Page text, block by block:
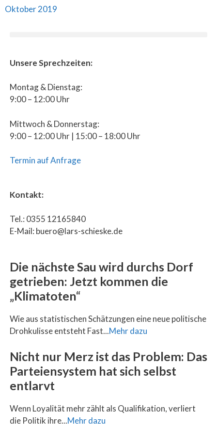
Oktober 2019
Unsere Sprechzeiten:
Montag & Dienstag:
9:00 – 12:00 Uhr
Mittwoch & Donnerstag:
9:00 – 12:00 Uhr | 15:00 – 18:00 Uhr
Termin auf Anfrage
Kontakt:
Tel.: 0355 12165840
E-Mail: buero@lars-schieske.de
Die nächste Sau wird durchs Dorf
getrieben: Jetzt kommen die
„Klimatoten“
Wie aus statistischen Schätzungen eine neue politische
Drohkulisse entsteht Fast...Mehr dazu
Nicht nur Merz ist das Problem: Das
Parteiensystem hat sich selbst
entlarvt
Wenn Loyalität mehr zählt als Qualifikation, verliert
die Politik ihre...Mehr dazu